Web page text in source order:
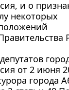
и о
некоторых
от 2 июня
города